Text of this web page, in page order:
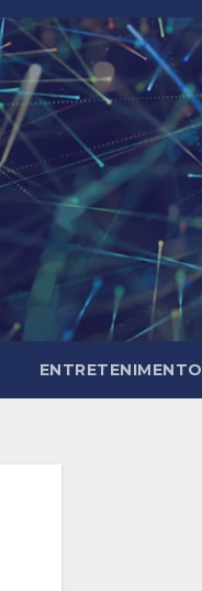
ENTRETENIMENTO